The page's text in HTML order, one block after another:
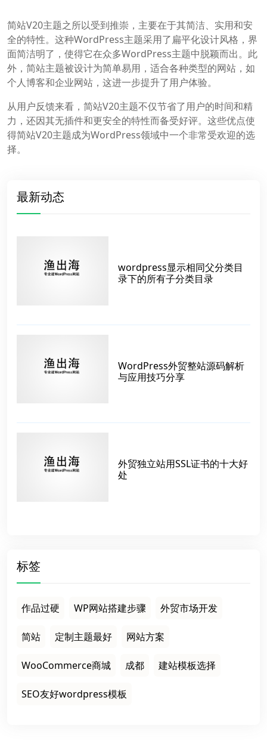
简站V20主题之所以受到推崇，主要在于其简洁、实用和安
全的特性。这种WordPress主题采用了扁平化设计风格，界
面简洁明了，使得它在众多WordPress主题中脱颖而出。此
外，简站主题被设计为简单易用，适合各种类型的网站，如
个人博客和企业网站，这进一步提升了用户体验。
从用户反馈来看，简站V20主题不仅节省了用户的时间和精
力，还因其无插件和更安全的特性而备受好评。这些优点使
得简站V20主题成为WordPress领域中一个非常受欢迎的选
择。
最新动态
wordpress显示相同父分类目
录下的所有子分类目录
WordPress外贸整站源码解析
与应用技巧分享
外贸独立站用SSL证书的十大好
处
标签
作品过硬 WP网站搭建步骤 外贸市场开发
简站 定制主题最好 网站方案
WooCommerce商城 成都 建站模板选择
SEO友好wordpress模板